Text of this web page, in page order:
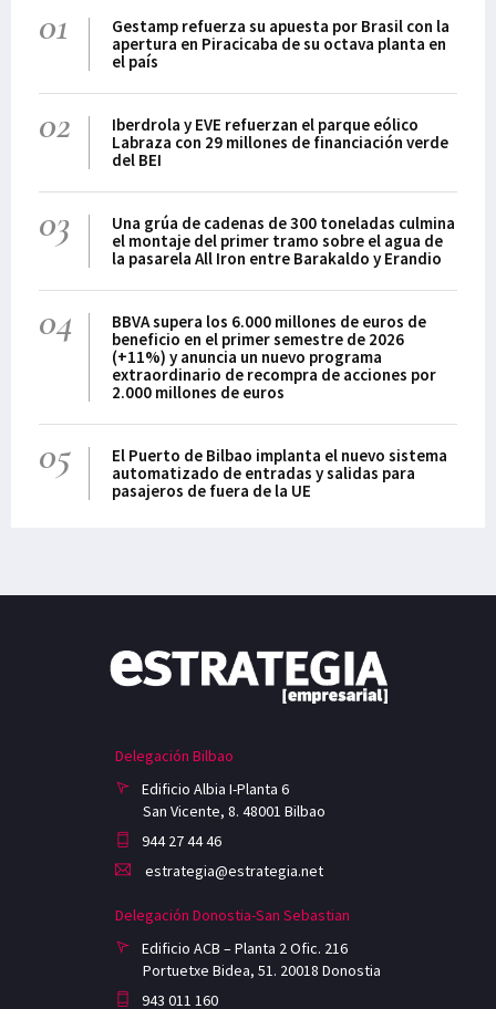
01
Gestamp refuerza su apuesta por Brasil con la
apertura en Piracicaba de su octava planta en
el país
02
Iberdrola y EVE refuerzan el parque eólico
Labraza con 29 millones de financiación verde
del BEI
03
Una grúa de cadenas de 300 toneladas culmina
el montaje del primer tramo sobre el agua de
la pasarela All Iron entre Barakaldo y Erandio
04
BBVA supera los 6.000 millones de euros de
beneficio en el primer semestre de 2026
(+11%) y anuncia un nuevo programa
extraordinario de recompra de acciones por
2.000 millones de euros
05
El Puerto de Bilbao implanta el nuevo sistema
automatizado de entradas y salidas para
pasajeros de fuera de la UE
Delegación Bilbao
Edificio Albia I-Planta 6
San Vicente, 8. 48001 Bilbao
944 27 44 46
estrategia@estrategia.net
Delegación Donostia-San Sebastian
Edificio ACB – Planta 2 Ofic. 216
Portuetxe Bidea, 51. 20018 Donostia
943 011 160